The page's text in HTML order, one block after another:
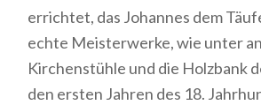
errichtet, das Johannes dem
echte Meisterwerke, wie unter
Kirchenstühle und die Holzbank
den ersten Jahren des 18.